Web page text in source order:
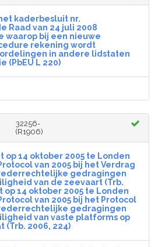
kaderbesluit nr.
Raad van 24 juli 2008
waarop bij een nieuwe
rekening wordt
in andere lidstaten
(PbEU L 220)
32256-
(R1906)
op 14 oktober 2005 te Londen
van 2005 bij het Verdrag
gedragingen
van de zeevaart (Trb.
op 14 oktober 2005 te Londen
van 2005 bij het Protocol
gedragingen
van vaste platforms op
(Trb. 2006, 224)